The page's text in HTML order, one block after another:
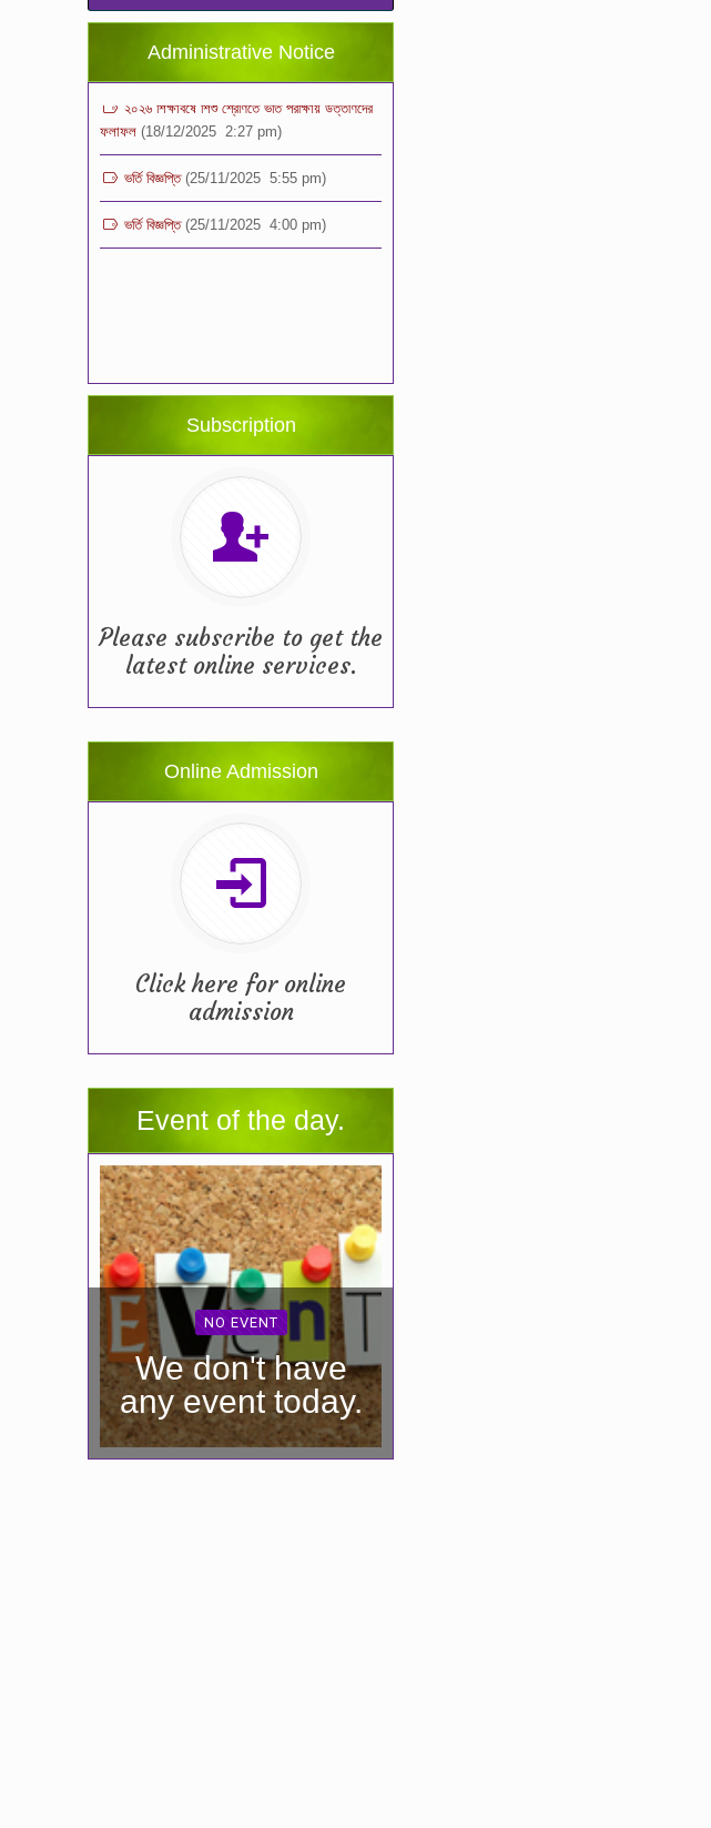
Administrative Notice
ভর্তির সময় জানুয়ারি মাসের বেতনসহ অন্যান্য ফিস এর
Subscription
Please subscribe to get the
latest online services.
Online Admission
Click here for online
admission
Event of the day.
NO EVENT
We don't have
any event today.